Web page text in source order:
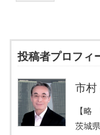
投稿者プロフィ
市村
【略
茨城